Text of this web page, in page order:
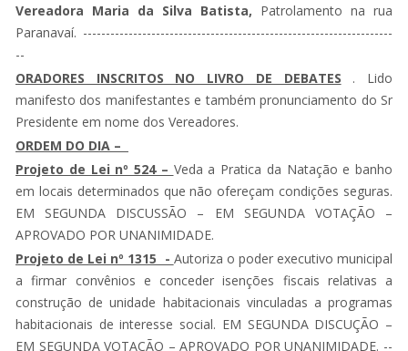
Vereadora Maria da Silva Batista, Patrolamento na rua
Paranavaí. --------------------------------------------------------------------
--
ORADORES INSCRITOS NO LIVRO DE DEBATES . Lido
manifesto dos manifestantes e também pronunciamento do Sr
Presidente em nome dos Vereadores.
ORDEM DO DIA –
Projeto de Lei nº 524 – Veda a Pratica da Natação e banho
em locais determinados que não ofereçam condições seguras.
EM SEGUNDA DISCUSSÃO – EM SEGUNDA VOTAÇÃO –
APROVADO POR UNANIMIDADE.
Projeto de Lei nº 1315 - Autoriza o poder executivo municipal
a firmar convênios e conceder isenções fiscais relativas a
construção de unidade habitacionais vinculadas a programas
habitacionais de interesse social. EM SEGUNDA DISCUÇÃO –
EM SEGUNDA VOTAÇÃO – APROVADO POR UNANIMIDADE. --